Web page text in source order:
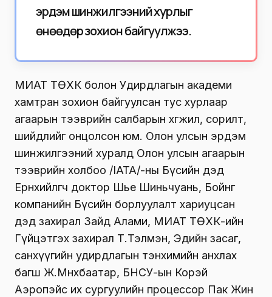
эрдэм шинжилгээний хурлыг
өнөөдөр зохион байгуулжээ.
МИАТ ТӨХК болон Удирдлагын академи
хамтран зохион байгуулсан тус хурлаар
агаарын тээврийн салбарын хөгжил, сорилт,
шийдлийг онцолсон юм. Олон улсын эрдэм
шинжилгээний хуралд Олон улсын агаарын
тээврийн холбоо /IATA/-ны Бүсийн дэд
Ерөнхийлөгч доктор Шье Шиньчуань, Бойнг
компанийн Бүсийн борлуулалт хариуцсан
дэд захирал Зайд Алами, МИАТ ТӨХК-ийн
Гүйцэтгэх захирал Т.Тэлмэн, Эдийн засаг,
санхүүгийн удирдлагын тэнхимийн анхлах
багш Ж.Мөнхбаатар, БНСУ-ын Корэй
Аэропэйс их сургуулийн процессор Пак Жин